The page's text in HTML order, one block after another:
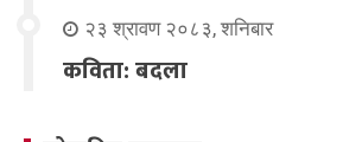
२३ श्रावण २०८३, शनिबार
कविता: बदला